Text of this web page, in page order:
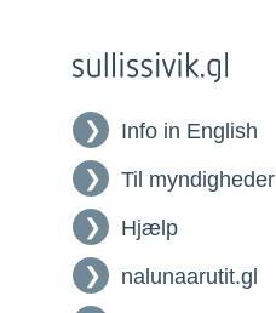
Info in English
Til myndigheder
Hjælp
nalunaarutit.gl